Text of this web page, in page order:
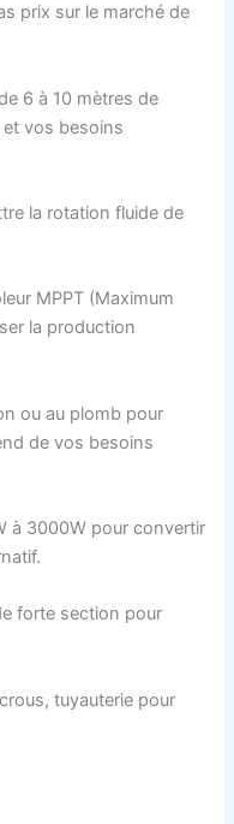
prix sur le marché de
6 à 10 mètres de
vos besoins
la rotation fluide de
MPPT (Maximum
la production
ou au plomb pour
de vos besoins
à 3000W pour convertir
forte section pour
tuyauterie pour